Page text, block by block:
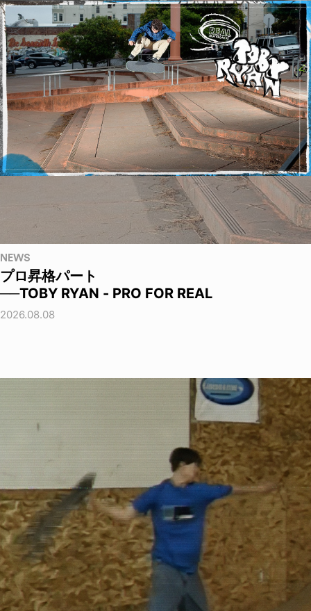
NEWS
プロ昇格パート
──TOBY RYAN - PRO FOR REAL
2026.08.08